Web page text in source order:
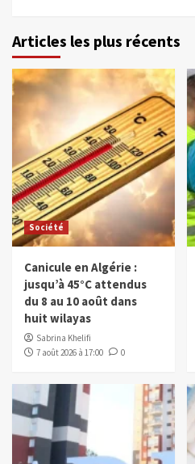
Articles les plus récents
Société
Canicule en Algérie :
jusqu’à 45°C attendus
du 8 au 10 août dans
huit wilayas
Sabrina Khelifi
7 août 2026 à 17:00
0